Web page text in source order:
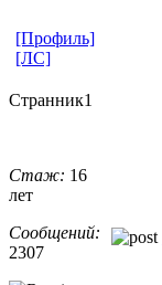
[Профиль]
[ЛС]
Странник1
Стаж: 16
лет
Сообщений:
2307